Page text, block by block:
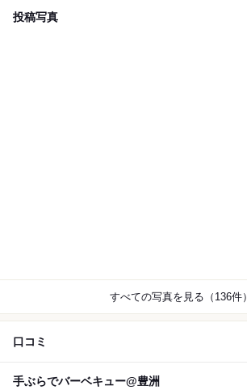
投稿写真
すべての写真を見る（136件）
口コミ
手ぶらでバーベキュー@豊洲